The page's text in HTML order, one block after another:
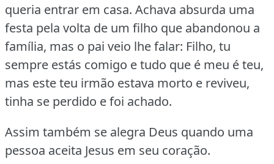
queria entrar em casa. Achava absurda uma
festa pela volta de um filho que abandonou a
família, mas o pai veio lhe falar: Filho, tu
sempre estás comigo e tudo que é meu é teu,
mas este teu irmão estava morto e reviveu,
tinha se perdido e foi achado.
Assim também se alegra Deus quando uma
pessoa aceita Jesus em seu coração.